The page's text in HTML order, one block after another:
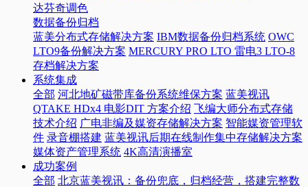
达芬奇调色
数据备份归档
蓝美分布式存储解决方案 IBM数据备份归档系统 OWC
LTO9备份解决方案 MERCURY PRO LTO 雷电3 LTO-8
存档解决方案
系统集成
全部 河北地矿磁带库备份系统维保方案 蓝美视讯
QTAKE HDx4 电影DIT 方案介绍 飞编大师分布式存储
技术介绍 广电非编及媒资存储解决方案 智能媒资管理软
件 录音棚搭建 蓝美视讯后期在线制作集中存储解决方案
媒体资产管理系统 4K高清演播室
成功案例
全部 北京蓝美视讯：备份兜底，归档经营，搭建完整数